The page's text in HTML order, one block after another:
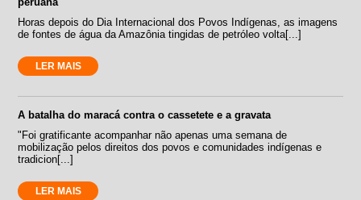
Horas depois do Dia Internacional dos Povos Indígenas, as imagens
de fontes de água da Amazônia tingidas de petróleo volta[...]
LER MAIS
A batalha do maracá contra o cassetete e a gravata
"Foi gratificante acompanhar não apenas uma semana de
mobilização pelos direitos dos povos e comunidades indígenas e
tradicion[...]
LER MAIS